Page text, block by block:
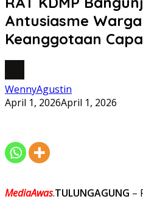
Antusiasme
Keanggotaan
WennyAgustin
April 1, 2026April 1, 2026
MediaAwas.TULUNGAGUNG –